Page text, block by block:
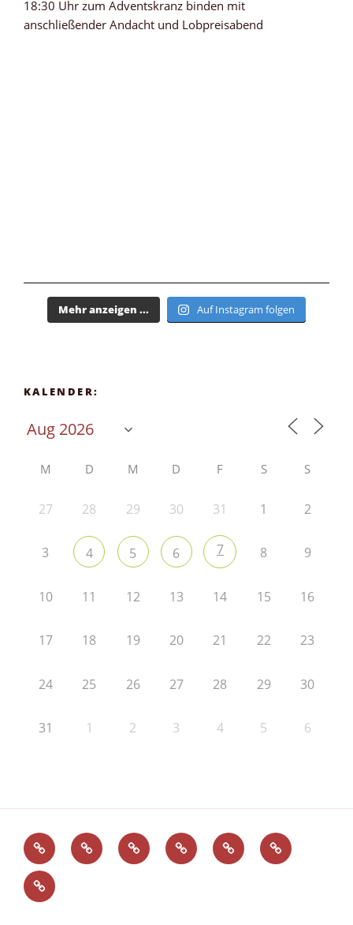
Mehr anzeigen ... Auf Instagram folgen
KALENDER:
M D M D F S S
27 28 29 30 31 1 2
3 4 5 6 7 8 9
10 11 12 13 14 15 16
17 18 19 20 21 22 23
24 25 26 27 28 29 30
31 1 2 3 4 5 6
Administration
KontaktImpressum
und
Intern
Surfcamp-
Workout
Freiraum
Advent
im